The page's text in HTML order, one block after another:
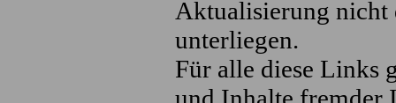
Aktualisierung nicht
unterliegen.
Für alle diese Links